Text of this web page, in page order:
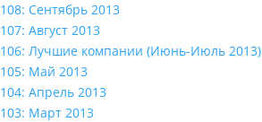
108: Сентябрь 2013
107: Август 2013
106: Лучшие компании (Июнь-Июль 2013)
105: Май 2013
104: Апрель 2013
103: Март 2013